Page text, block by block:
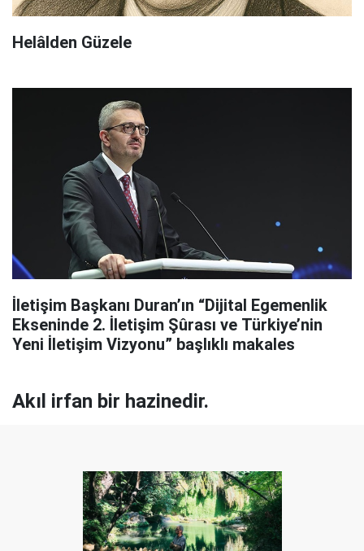
Helâlden Güzele
İletişim Başkanı Duran’ın “Dijital Egemenlik
Ekseninde 2. İletişim Şûrası ve Türkiye’nin
Yeni İletişim Vizyonu” başlıklı makales
Akıl irfan bir hazinedir.